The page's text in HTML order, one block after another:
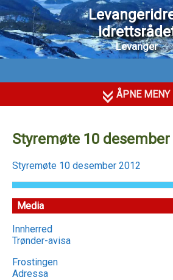
Levanger
ÅPNE MENY
Styremøte 10 desember
Styremøte 10 desember 2012
Media
Innherred
Trønder-avisa
Frostingen
Adressa